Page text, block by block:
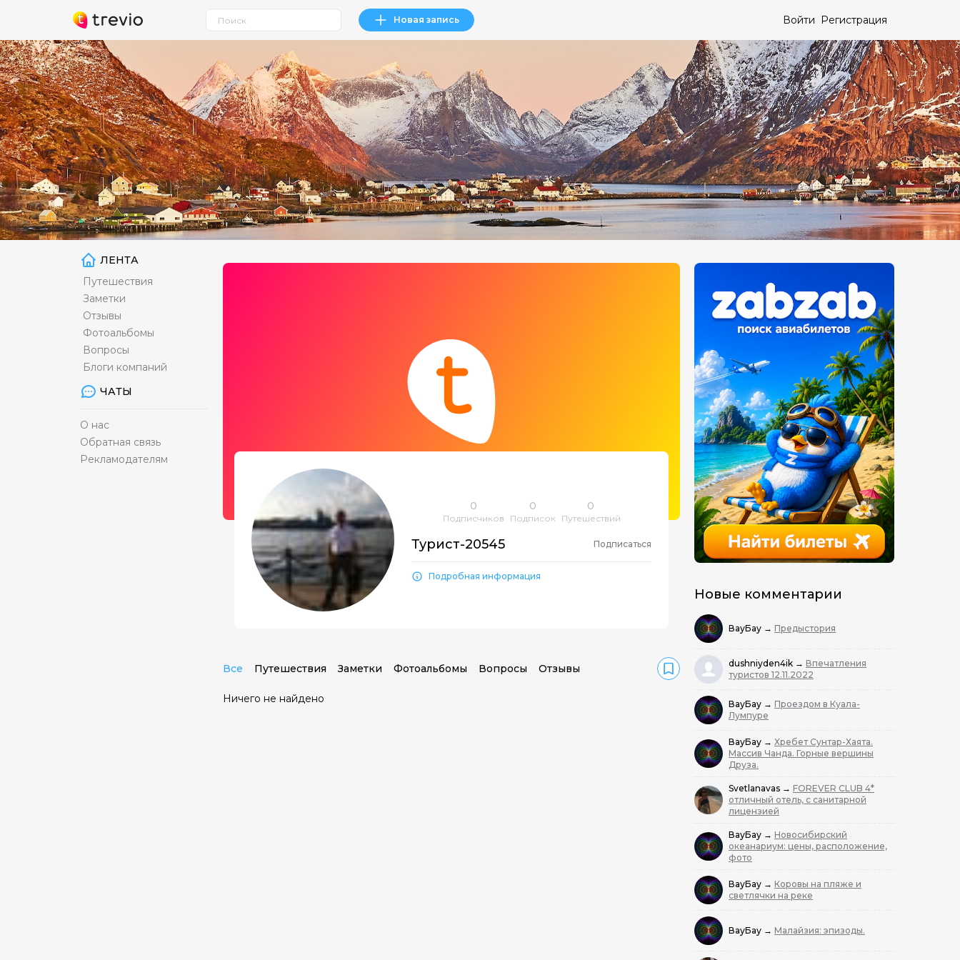
Новая запись Войти Регистрация
ЛЕНТА
Путешествия
Заметки
Отзывы
Фотоальбомы
Вопросы
Блоги компаний
ЧАТЫ
О нас
Обратная связь
Рекламодателям
Новые комментарии
ВауБау → Предыстория
dushniyden4ik → Впечатления
туристов 12.11.2022
ВауБау → Проездом в Куала-
Лумпуре
ВауБау → Хребет Сунтар-Хаята.
Массив Чанда. Горные вершины
Друза.
Svetlanavas → FOREVER CLUB 4*
отличный отель, с санитарной
лицензией
ВауБау → Новосибирский
океанариум: цены, расположение,
фото
ВауБау → Коровы на пляже и
светлячки на реке
ВауБау → Малайзия: эпизоды.
0
Подписчиков
0
Подписок
0
Путешествий
Турист-20545 Подписаться
Подробная информация
Все Путешествия Заметки Фотоальбомы Вопросы Отзывы
Ничего не найдено